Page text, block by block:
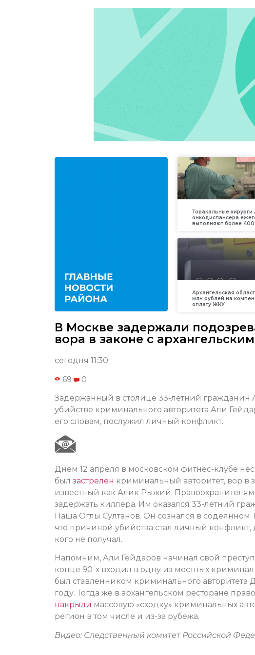
Торакальные хирурги
онкодиспансера
выполняют более
Архангельская
млн рублей на
оплату ЖКУ
В Москве задержали
вора в законе с
сегодня 11:30
69 0
Задержанный в столице 33-летний гражданин
убийстве криминального авторитета Али
его словам, послужил личный конфликт.
Днем 12 апреля в московском фитнес-клубе
был застрелен криминальный авторитет, вор в
известный как Алик Рыжий.
задержать киллера. Им оказался 33-летний
Паша Оглы Султанов. Он сознался в
что причиной убийства стал личный конфликт,
кого не получал.
Напомним, Али Гейдаров начинал свой
конце 90-х входил в одну из местных
был ставленником криминального авторитета
году. Тогда же в архангельском ресторане
накрыли массовую «сходку» криминальных
регион в том числе и из-за рубежа.
Видео: Следственный комитет Российской